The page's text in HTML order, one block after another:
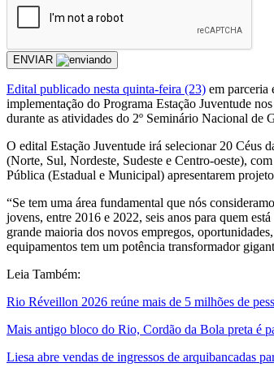
ENVIAR
Edital publicado nesta quinta-feira (23) em parceria
implementação do Programa Estação Juventude
durante as atividades do 2º Seminário Nacional de
O edital Estação Juventude irá selecionar 20 Céus
(Norte, Sul, Nordeste, Sudeste e Centro-oeste),
Pública (Estadual e Municipal) apresentarem
“Se tem uma área fundamental que nós
jovens, entre 2016 e 2022, seis anos para quem
grande maioria dos novos empregos,
equipamentos tem um potência transformador
Leia Também:
Rio Réveillon 2026 reúne mais de 5 milhões de
Mais antigo bloco do Rio, Cordão da Bola preta é
Liesa abre vendas de ingressos de arquibancadas